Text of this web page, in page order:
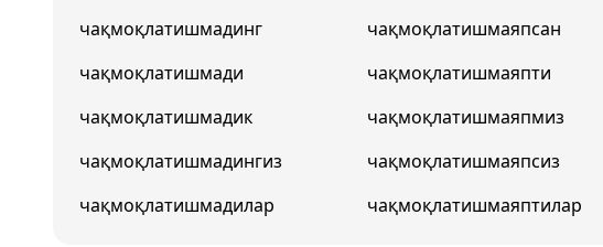
чақмоқлатишмадинг
чақмоқлатишмади
чақмоқлатишмадик
чақмоқлатишмадингиз
чақмоқлатишмадилар
чақмоқлатишмаяпсан
чақмоқлатишмаяпти
чақмоқлатишмаяпмиз
чақмоқлатишмаяпсиз
чақмоқлатишмаяптилар